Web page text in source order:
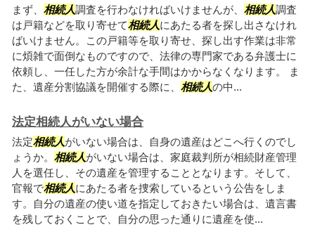
まず、 相続人調査を行わなければいけませんが、 相続人調査
は戸籍などを取り寄せて相続人にあたる者を探し出さなけれ
ばいけません。この戸籍等を取り寄せ、探し出す作業は非常
に煩雑で面倒なものですので、法律の専門家である弁護士に
依頼し、一任した方が余計な手間はかからなくなります。 ま
た、遺産分割協議を開催する際に、 相続人の中...
法定相続人がいない場合
法定相続人がいない場合は、自身の遺産はどこへ行くのでし
ょうか。 相続人がいない場合は、家庭裁判所が相続財産管理
人を選任し、その遺産を管理することとなります。そして、
官報で相続人にあたる者を捜索しているという公告をしま
す。自分の遺産の使い道を指定しておきたい場合は、遺言書
を残しておくことで、自分の思った通りに遺産を使...